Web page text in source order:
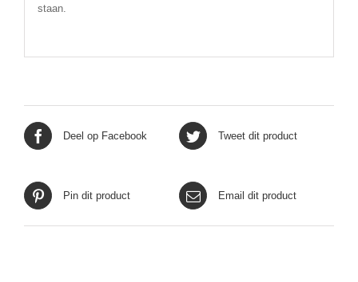
staan.
Deel op Facebook Tweet dit product
Pin dit product Email dit product